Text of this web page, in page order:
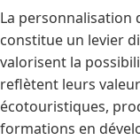
La personnalisation
constitue un levier
valorisent la
reflètent leurs
écotouristiques,
formations en